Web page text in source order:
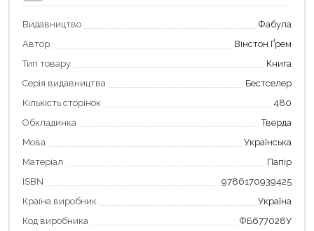
Видавництво
Фабула
Автор
Вінстон Ґрем
Тип товару
Книга
Серія видавництва
Бестселер
Кількість сторінок
480
Обкладинка
Тверда
Мова
Українська
Матеріал
Папір
ISBN
9786170939425
Країна виробник
Україна
Код виробника
ФБ677028У